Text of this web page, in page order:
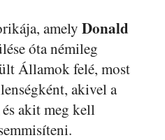
amely Donald
óta némileg
Államok felé, most
akivel a
akit meg kell